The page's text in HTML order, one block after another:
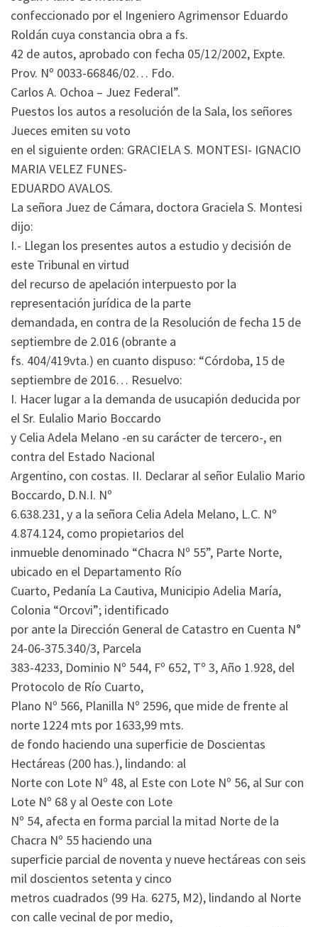
confeccionado por el Ingeniero Agrimensor Eduardo
Roldán cuya constancia obra a fs.
42 de autos, aprobado con fecha 05/12/2002, Expte.
Prov. Nº 0033-66846/02… Fdo.
Carlos A. Ochoa – Juez Federal”.
Puestos los autos a resolución de la Sala, los señores
Jueces emiten su voto
en el siguiente orden: GRACIELA S. MONTESI- IGNACIO
MARIA VELEZ FUNES-
EDUARDO AVALOS.
La señora Juez de Cámara, doctora Graciela S. Montesi
dijo:
I.- Llegan los presentes autos a estudio y decisión de
este Tribunal en virtud
del recurso de apelación interpuesto por la
representación jurídica de la parte
demandada, en contra de la Resolución de fecha 15 de
septiembre de 2.016 (obrante a
fs. 404/419vta.) en cuanto dispuso: “Córdoba, 15 de
septiembre de 2016… Resuelvo:
I. Hacer lugar a la demanda de usucapión deducida por
el Sr. Eulalio Mario Boccardo
y Celia Adela Melano -en su carácter de tercero-, en
contra del Estado Nacional
Argentino, con costas. II. Declarar al señor Eulalio Mario
Boccardo, D.N.I. Nº
6.638.231, y a la señora Celia Adela Melano, L.C. Nº
4.874.124, como propietarios del
inmueble denominado “Chacra Nº 55”, Parte Norte,
ubicado en el Departamento Río
Cuarto, Pedanía La Cautiva, Municipio Adelia María,
Colonia “Orcovi”; identificado
por ante la Dirección General de Catastro en Cuenta N°
24-06-375.340/3, Parcela
383-4233, Dominio Nº 544, Fº 652, Tº 3, Año 1.928, del
Protocolo de Río Cuarto,
Plano Nº 566, Planilla Nº 2596, que mide de frente al
norte 1224 mts por 1633,99 mts.
de fondo haciendo una superficie de Doscientas
Hectáreas (200 has.), lindando: al
Norte con Lote Nº 48, al Este con Lote Nº 56, al Sur con
Lote Nº 68 y al Oeste con Lote
Nº 54, afecta en forma parcial la mitad Norte de la
Chacra Nº 55 haciendo una
superficie parcial de noventa y nueve hectáreas con seis
mil doscientos setenta y cinco
metros cuadrados (99 Ha. 6275, M2), lindando al Norte
con calle vecinal de por medio,